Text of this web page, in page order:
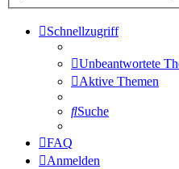
Schnellzugriff
Unbeantwortete
Aktive Themen
Suche
FAQ
Anmelden